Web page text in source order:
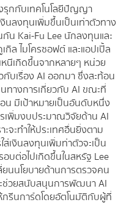
รุกกับเทคโนโลยีปัญญา
นลงทุนเพิ่มขึ้นเป็นเท่าตัวทาง
กัน Kai-Fu Lee นักลงทุนและ
ไมโครซอฟต์ และแอปเปิ้ล
นีเกิดขึ้นจากหลายๆ หน่วย
บเรื่อง AI ออกมา ซึ่งสะท้อน
ทางการเกี่ยวกับ AI ขณะที่
มีเป้าหมายเป็นอันดับหนึ่ง
เพิ่มงบประมาณวิจัยด้าน AI
จะทำให้ประเทศอื่นยิ่งตาม
ส่เงินลงทุนเพิ่มท่าตัวจะเป็น
บต่อไปเกิดขึ้นในสหรัฐ Lee
ยนนโยบายด้านการตรวจคน
ช่วยสนับสนุนการพัฒนา AI
กรีนการ์ดโดยอัตโนมัติกับผู้ที่